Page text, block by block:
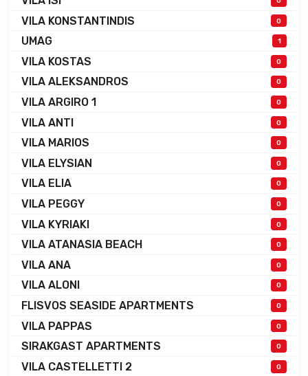
VILA KONSTANTINDIS 0
UMAG 1
VILA KOSTAS 0
VILA ALEKSANDROS 0
VILA ARGIRO 1 0
VILA ANTI 0
VILA MARIOS 0
VILA ELYSIAN 0
VILA ELIA 0
VILA PEGGY 0
VILA KYRIAKI 0
VILA ATANASIA BEACH 0
VILA ANA 0
VILA ALONI 0
FLISVOS SEASIDE APARTMENTS 0
VILA PAPPAS 0
SIRAKGAST APARTMENTS 0
VILA CASTELLETTI 2 0